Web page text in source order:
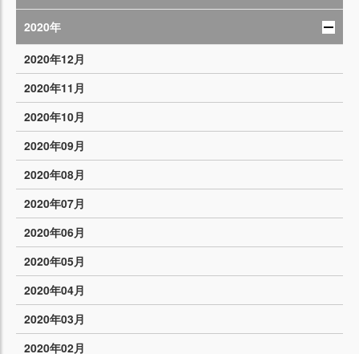
2020年
2020年12月
2020年11月
2020年10月
2020年09月
2020年08月
2020年07月
2020年06月
2020年05月
2020年04月
2020年03月
2020年02月